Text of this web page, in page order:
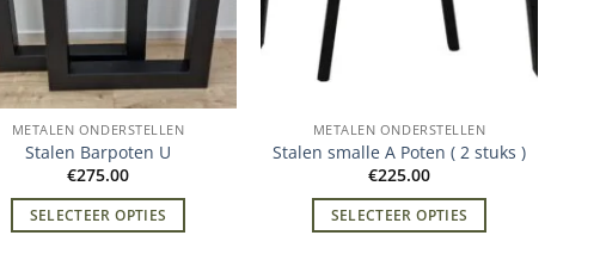
METALEN ONDERSTELLEN
Stalen Barpoten U
€275.00
SELECTEER OPTIES
METALEN ONDERSTELLEN
Stalen smalle A Poten ( 2 stuks )
€225.00
SELECTEER OPTIES